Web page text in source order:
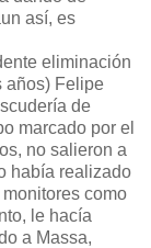
así, es
eliminación
años) Felipe
de
marcado por el
no salieron a
había realizado
como
le hacía
a Massa,